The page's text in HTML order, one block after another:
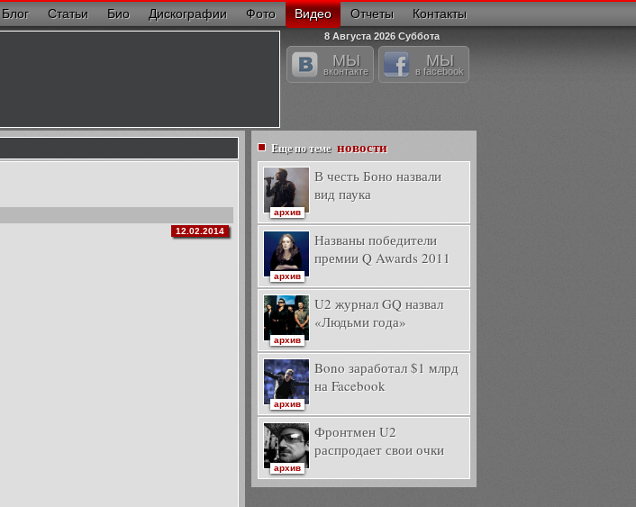
Блог Статьи Био Дискографии Фото Видео Отчеты Контакты
8 Августа 2026 Суббота
МЫ
вконтакте
МЫ
в facebook
12.02.2014
Еще по теме новости
В честь Боно назвали
вид паука
архив
Названы победители
премии Q Awards 2011
архив
U2 журнал GQ назвал
«Людьми года»
архив
Bono заработал $1 млрд
на Facebook
архив
Фронтмен U2
распродает свои очки
архив